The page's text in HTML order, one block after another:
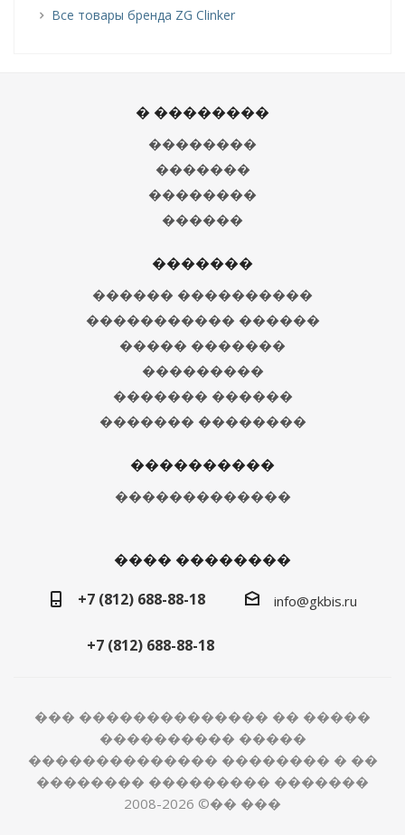
Все товары бренда ZG Clinker
� ��������
��������
�������
��������
������
�������
������ ����������
����������� ������
����� �������
���������
������� ������
������� ��������
����������
�������������
���� ��������
+7 (812) 688-88-18
+7 (812) 688-88-18
info@gkbis.ru
��� �������������� �� �����
���������� �����
�������������� �������� � ��
�������� ��������� �������
2008-2026 ©�� ���